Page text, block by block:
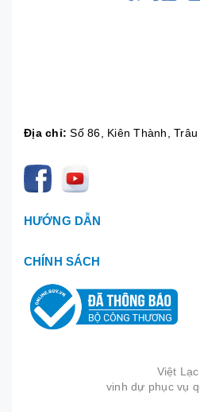
Địa chỉ: Số 86, Kiên Thành,
HƯỚNG DẪN
CHÍNH SÁCH
Việt Lạc
vinh dự phục vụ